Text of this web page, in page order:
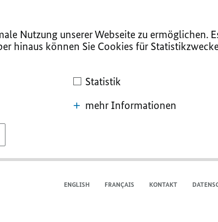
Nutzung unserer Webseite zu ermöglichen.
hinaus können Sie Cookies für
Statistik
mehr Informationen
ENGLISH FRANÇAIS KONTAKT